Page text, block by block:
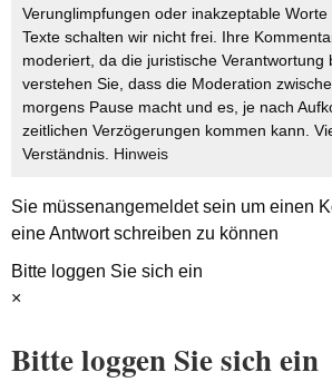
Verunglimpfungen oder inakzeptable
Texte schalten wir nicht frei. Ihre
moderiert, da die juristische Verantwortung
verstehen Sie, dass die Moderation
morgens Pause macht und es, je nach
zeitlichen Verzögerungen kommen kann.
Verständnis. Hinweis
Sie müssenangemeldetsein um einen
eine Antwort schreiben zu können
Bitte loggen Sie sich ein
×
Bitte loggen Sie sich ein